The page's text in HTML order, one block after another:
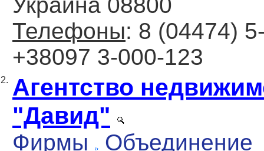
Украина 08800
Телефоны: 8 (04474)
+38097 3-000-123
2. Агентство
"Давид"
Фирмы
Объединение